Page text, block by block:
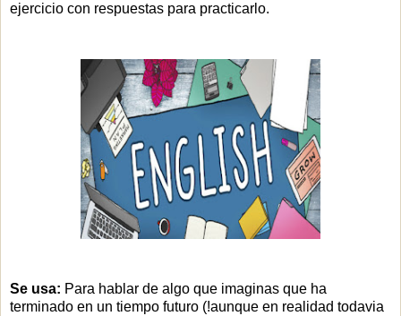
ejercicio con respuestas para practicarlo.
Se usa: Para hablar de algo que imaginas que ha
terminado en un tiempo futuro (!aunque en realidad todavia